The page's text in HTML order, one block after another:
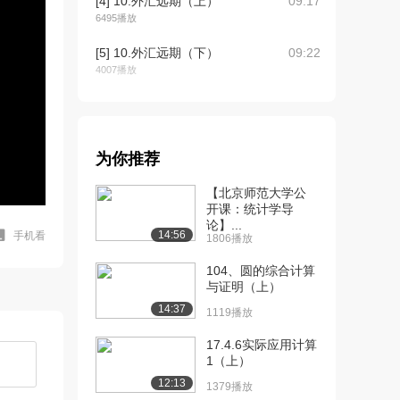
手机看
6495播放
[5] 10.外汇远期（下）
4007播放
09:22
[7] 19.远期利率协议场外
3145播放
[8] 20.期货市场机制
4714播放
[9] 20.期货市场机制
（下）
3823播放
（上）
为你推荐
14:56
【北京师范大学公
开课：统计学导
论】...
1806播放
14:37
104、圆的综合计算
与证明（上）
1119播放
12:13
17.4.6实际应用计算
1（上）
1379播放